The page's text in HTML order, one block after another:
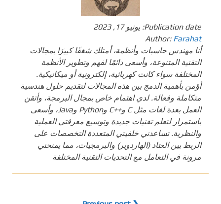
Publication date: يونيو 17, 2023
Author: Farahat
أنا مهندس حاسبات وأنظمة، أمتلك شغفًا كبيرًا بمجالات
التقنية المتنوعة، وأسعى دائمًا لفهم وتطوير الأنظمة
المختلفة سواء كانت كهربائية، إلكترونية أو ميكانيكية.
أؤمن بأهمية الدمج بين هذه المجالات لتقديم حلول هندسية
متكاملة وفعالة. لدي اهتمام خاص بمجال البرمجة، وأتقن
العمل بعدة لغات مثل C و++C وPython وJava، وأسعى
باستمرار لتعلم تقنيات جديدة وتوسيع معرفتي العملية
والنظرية. تساعدني خلفيتي المتعددة التخصصات على
الربط بين العتاد (الهاردوير) والبرمجيات، مما يمنحني
مرونة في التعامل مع التحديات التقنية المختلفة